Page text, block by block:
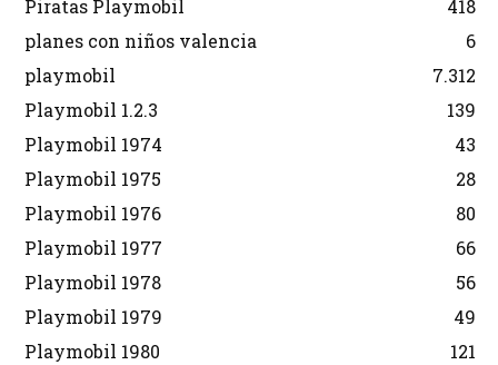
Piratas Playmobil
418
planes con niños valencia
6
playmobil
7.312
Playmobil 1.2.3
139
Playmobil 1974
43
Playmobil 1975
28
Playmobil 1976
80
Playmobil 1977
66
Playmobil 1978
56
Playmobil 1979
49
Playmobil 1980
121